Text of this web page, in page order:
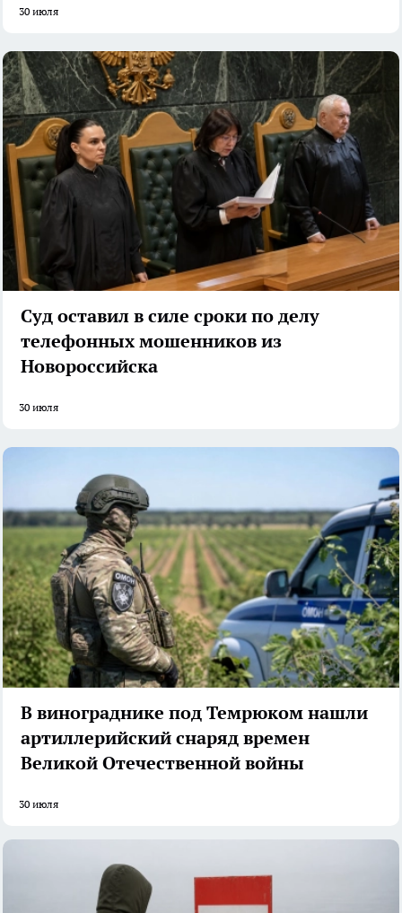
30 июля
Суд оставил в силе сроки по делу
телефонных мошенников из
Новороссийска
30 июля
В винограднике под Темрюком нашли
артиллерийский снаряд времен
Великой Отечественной войны
30 июля